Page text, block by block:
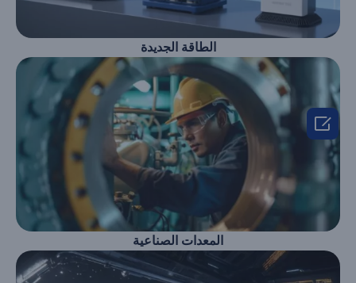
الطاقة الجديدة
المعدات الصناعية
